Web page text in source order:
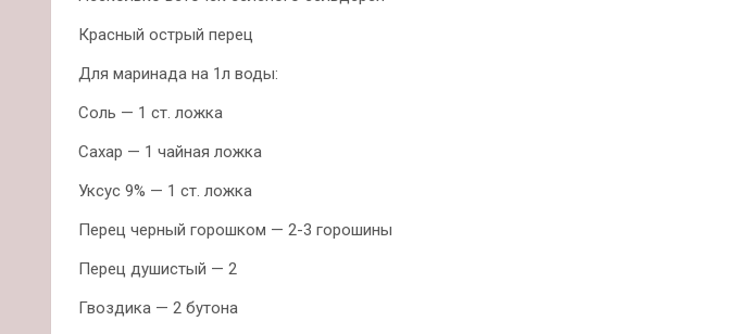
Красный острый перец
Для маринада на 1л воды:
Соль — 1 ст. ложка
Сахар — 1 чайная ложка
Уксус 9% — 1 ст. ложка
Перец черный горошком — 2-3 горошины
Перец душистый — 2
Гвоздика — 2 бутона